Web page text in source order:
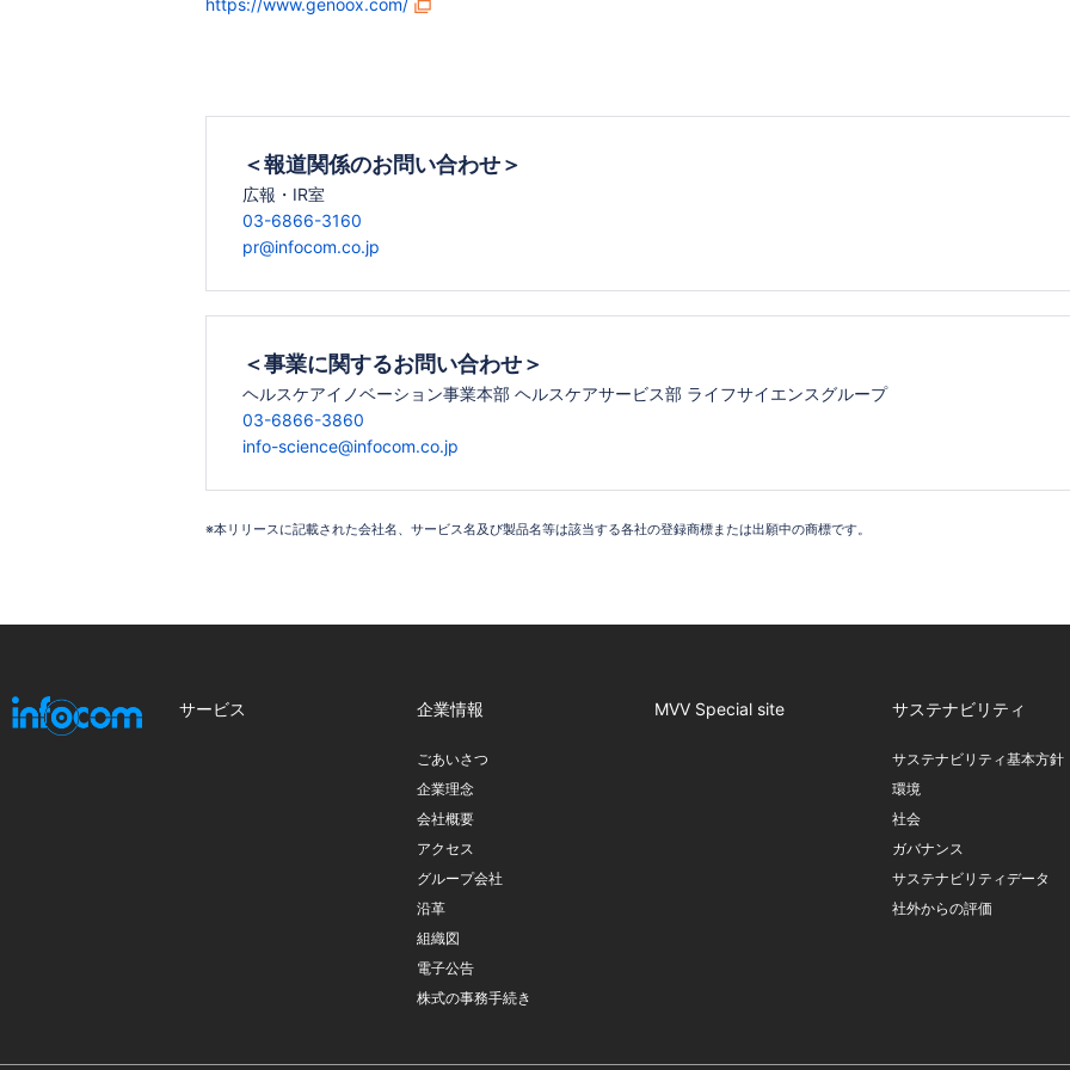
https://www.genoox.com/
＜報道関係のお問い合わせ＞
広報・IR室
03-6866-3160
pr@infocom.co.jp
＜事業に関するお問い合わせ＞
ヘルスケアイノベーション事業本部 ヘルスケアサービス部 ライフサイエンスグループ
03-6866-3860
info-science@infocom.co.jp
※本リリースに記載された会社名、サービス名及び製品名等は該当する各社の登録商標または出願中の商標です。
サービス 企業情報
ごあいさつ
企業理念
会社概要
アクセス
グループ会社
沿革
組織図
電子公告
株式の事務手続き
MVV Special site サステナビリティ
サステナビリティ基本方針
環境
社会
ガバナンス
サステナビリティデータ
社外からの評価